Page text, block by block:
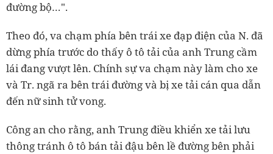
đường bộ…".
Theo đó, va chạm phía bên trái xe đạp điện của N. đã
dừng phía trước do thấy ô tô tải của anh Trung cầm
lái đang vượt lên. Chính sự va chạm này làm cho xe
và Tr. ngã ra bên trái đường và bị xe tải cán qua dẫn
đến nữ sinh tử vong.
Công an cho rằng, anh Trung điều khiển xe tải lưu
thông tránh ô tô bán tải đậu bên lề đường bên phải